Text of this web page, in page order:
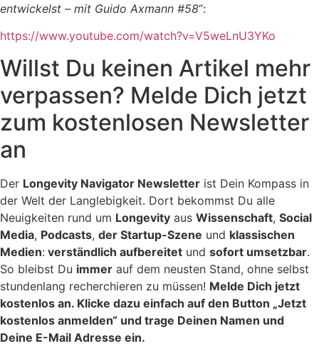
entwickelst – mit Guido Axmann #58“:
https://www.youtube.com/watch?v=V5weLnU3YKo
Willst Du keinen Artikel mehr
verpassen? Melde Dich jetzt
zum kostenlosen Newsletter
an
Der Longevity Navigator Newsletter ist Dein Kompass in
der Welt der Langlebigkeit. Dort bekommst Du alle
Neuigkeiten rund um Longevity aus Wissenschaft, Social
Media, Podcasts, der Startup-Szene und klassischen
Medien: verständlich aufbereitet und sofort umsetzbar.
So bleibst Du immer auf dem neusten Stand, ohne selbst
stundenlang recherchieren zu müssen! Melde Dich jetzt
kostenlos an. Klicke dazu einfach auf den Button „Jetzt
kostenlos anmelden“ und trage Deinen Namen und
Deine E-Mail Adresse ein.